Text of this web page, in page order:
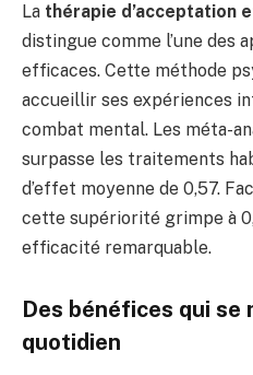
La thérapie d’acceptation
distingue comme l’une des
efficaces. Cette méthode
accueillir ses expériences
combat mental. Les méta-
surpasse les traitements
d’effet moyenne de 0,57.
cette supériorité grimpe à
efficacité remarquable.
Des bénéfices qui se
quotidien